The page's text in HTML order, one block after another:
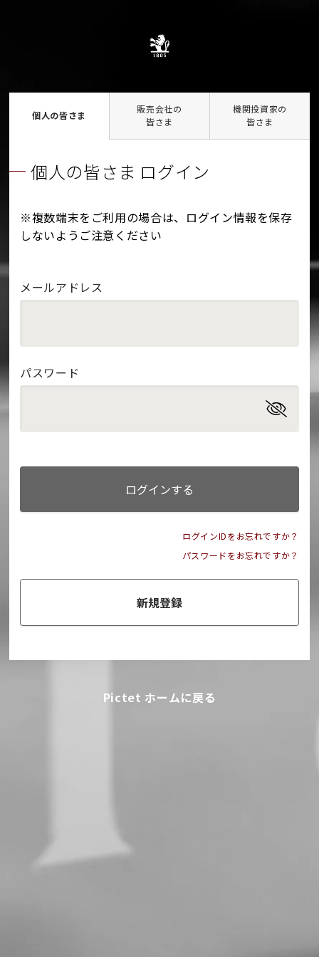
個人の皆さま
販売会社の
皆さま
機関投資家の
皆さま
個人の皆さま ログイン
※複数端末をご利用の場合は、ログイン情報を保存
しないようご注意ください
メールアドレス
パスワード
ログインする
ログインIDをお忘れですか？
パスワードをお忘れですか？
新規登録
Pictet ホームに戻る